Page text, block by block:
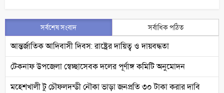
সর্বশেষ সংবাদ সর্বাধিক পঠিত
আন্তর্জাতিক আদিবাসী দিবস: রাষ্ট্রের দায়িত্ব ও দায়বদ্ধতা
টেকনাফ উপজেলা স্বেচ্ছাসেবক দলের পূর্ণাঙ্গ কমিটি অনুমোদন
মহেশখালী টু চৌফলদন্ডী নৌকা ভাড়া জনপ্রতি ৩০ টাকা করার দাবি